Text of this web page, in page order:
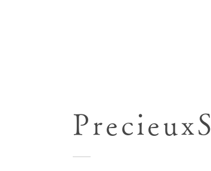
卒業袴･卒業写真撮影
自由が丘店
八王子店